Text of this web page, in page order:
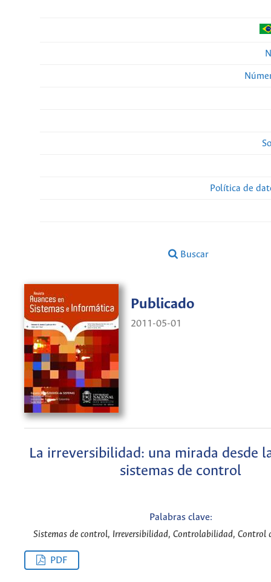
Política de
Buscar
Publicado
2011-05-01
La irreversibilidad: una mirada desde
sistemas de control
Palabras clave:
Sistemas de control, Irreversibilidad, Controlabilidad, Control
PDF